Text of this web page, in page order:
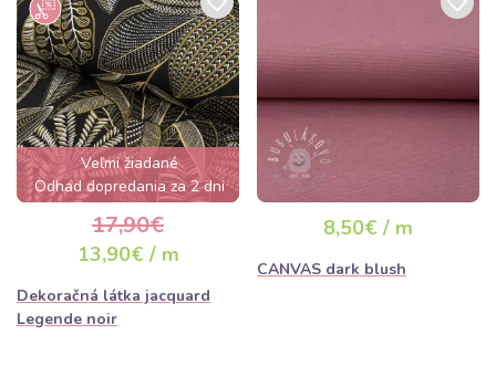
Veľmi žiadané
Odhad dopredania za 2 dni
17,90€
13,90€ / m
Dekoračná látka jacquard
Legende noir
8,50€ / m
CANVAS dark blush